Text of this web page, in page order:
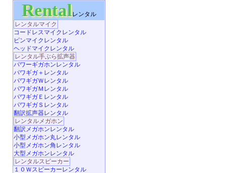
Rentalレンタル
レンタルマイク
コードレスマイクレンタル
ピンマイクレンタル
ヘッドマイクレンタル
レンタル手ぶら拡声器
パワーギガホンレンタル
パワギガ＋レンタル
パワギガＷレンタル
パワギガＭレンタル
パワギガＥレンタル
パワギガＳレンタル
翻訳拡声器レンタル
レンタルメガホン
翻訳メガホンレンタル
小型メガホン丸レンタル
小型メガホン角レンタル
大型メガホンレンタル
レンタルスピーカー
１０Ｗスピーカーレンタル